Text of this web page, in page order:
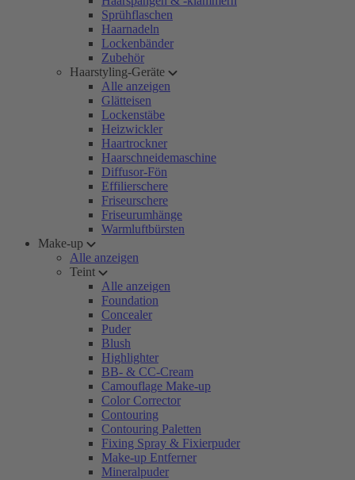
Sprühflaschen
Haarnadeln
Lockenbänder
Zubehör
Haarstyling-Geräte
Alle anzeigen
Glätteisen
Lockenstäbe
Heizwickler
Haartrockner
Haarschneidemaschine
Diffusor-Fön
Effilierschere
Friseurschere
Friseurumhänge
Warmluftbürsten
Make-up
Alle anzeigen
Teint
Alle anzeigen
Foundation
Concealer
Puder
Blush
Highlighter
BB- & CC-Cream
Camouflage Make-up
Color Corrector
Contouring
Contouring Paletten
Fixing Spray & Fixierpuder
Make-up Entferner
Mineralpuder